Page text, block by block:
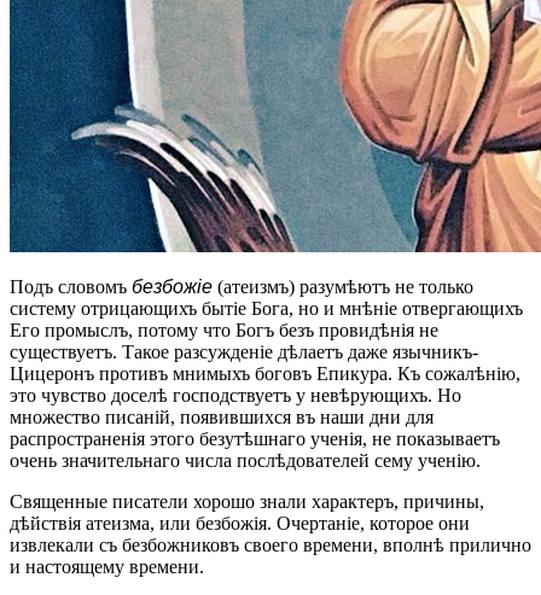
Подъ словомъ безбожіе (атеизмъ) разумѣютъ не только
систему отрицающихъ бытіе Бога, но и мнѣніе отвергающихъ
Его промыслъ, потому что Богъ безъ провидѣнія не
существуетъ. Такое разсужденіе дѣлаетъ даже язычникъ-
Цицеронъ противъ мнимыхъ боговъ Епикура. Къ сожалѣнію,
это чувство доселѣ господствуетъ у невѣрующихъ. Но
множество писаній, появившихся въ наши дни для
распространенія этого безутѣшнаго ученія, не показываетъ
очень значительнаго числа послѣдователей сему ученію.
Священные писатели хорошо знали характеръ, причины,
дѣйствія атеизма, или безбожія. Очертаніе, которое они
извлекали съ безбожниковъ своего времени, вполнѣ прилично
и настоящему времени.